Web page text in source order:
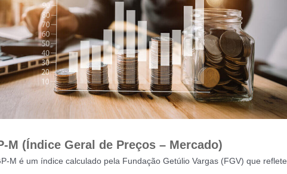
M (Índice Geral de Preços – Mercado)
M é um índice calculado pela Fundação Getúlio Vargas (FGV) que reflete